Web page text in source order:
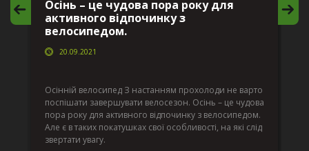
Осінь – це чудова пора року для
активного відпочинку з
велосипедом.
20.09.2021
Осінній велосипед З настанням прохолоди не варто
поспішати завершувати велосезон. Осінь – це чудова
пора року для активного відпочинку з велосипедом.
Але є в таких покатушках свої особливості, на які слід
звертати увагу.